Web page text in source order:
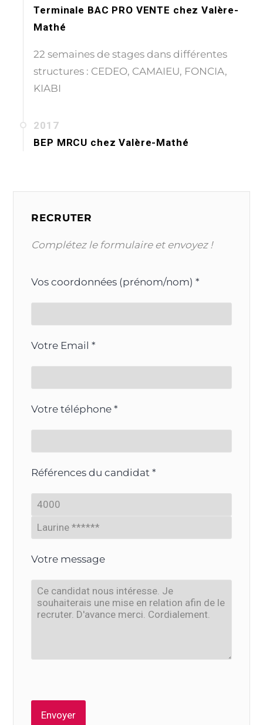
Terminale BAC PRO VENTE chezValère-
Mathé
22 semaines de stages dans différentes
structures : CEDEO, CAMAIEU, FONCIA,
KIABI
2017
BEP MRCU chezValère-Mathé
RECRUTER
Complétez le formulaire et envoyez !
Vos coordonnées (prénom/nom) *
Votre Email *
Votre téléphone *
Références du candidat *
Votre message